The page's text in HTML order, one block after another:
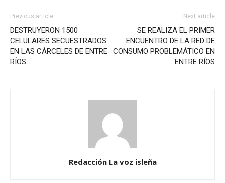
Previous article
DESTRUYERON 1500
CELULARES SECUESTRADOS
EN LAS CÁRCELES DE ENTRE
RÍOS
Next article
SE REALIZA EL PRIMER
ENCUENTRO DE LA RED DE
CONSUMO PROBLEMÁTICO EN
ENTRE RÍOS
Redacción La voz isleña